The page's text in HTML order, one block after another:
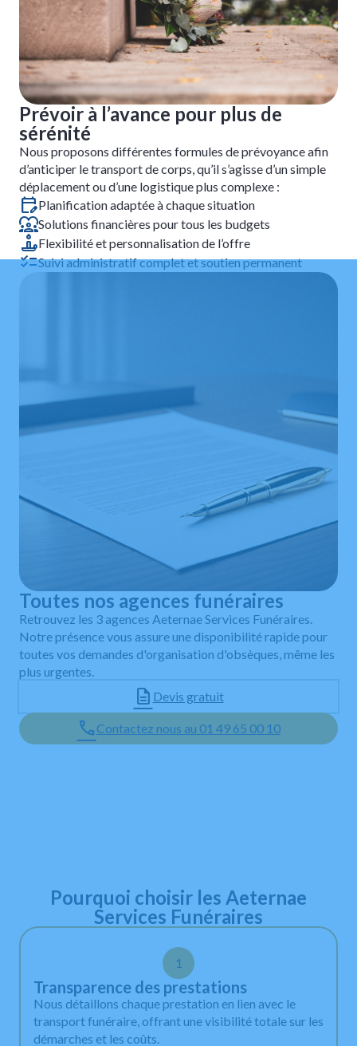
Prévoir à l’avance pour plus de
sérénité
Nous proposons différentes formules de prévoyance afin
d’anticiper le transport de corps, qu’il s’agisse d’un simple
déplacement ou d’une logistique plus complexe :
Planification adaptée à chaque situation
Solutions financières pour tous les budgets
Flexibilité et personnalisation de l’offre
Suivi administratif complet et soutien permanent
Toutes nos agences funéraires
Retrouvez les 3 agences Aeternae Services Funéraires.
Notre présence vous assure une disponibilité rapide pour
toutes vos demandes d'organisation d'obsèques, même les
plus urgentes.
Devis gratuit
Contactez nous au 01 49 65 00 10
Leaflet
Pourquoi choisir les Aeternae
Services Funéraires
1
Transparence des prestations
Nous détaillons chaque prestation en lien avec le
transport funéraire, offrant une visibilité totale sur les
démarches et les coûts.